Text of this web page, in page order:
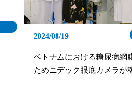
2024/08/19
ベトナムにおける糖尿病網
ためニデック眼底カメラが